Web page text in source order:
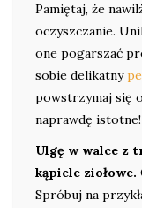
Pamiętaj, że
oczyszczanie.
one pogarszać
sobie delikatny
powstrzymaj się
naprawdę istotne!
Ulgę w walce z
kąpiele ziołowe.
Spróbuj na